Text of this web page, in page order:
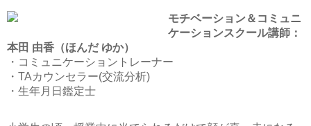
モチベーション＆コミュニ
ケーションスクール講師：
本田 由香（ほんだ ゆか）
・コミュニケーショントレーナー
・TAカウンセラー(交流分析)
・生年月日鑑定士